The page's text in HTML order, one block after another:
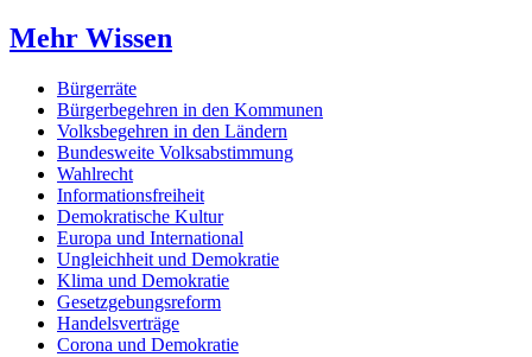
Mehr Wissen
Bürgerräte
Bürgerbegehren in den Kommunen
Volksbegehren in den Ländern
Bundesweite Volksabstimmung
Wahlrecht
Informationsfreiheit
Demokratische Kultur
Europa und International
Ungleichheit und Demokratie
Klima und Demokratie
Gesetzgebungsreform
Handelsverträge
Corona und Demokratie